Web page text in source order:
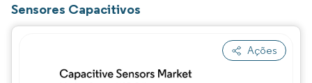
Sensores Capacitivos
Ações